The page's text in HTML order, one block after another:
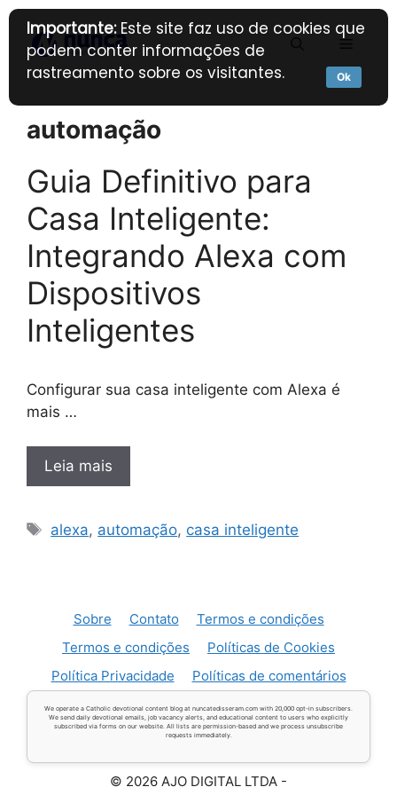
Pular
para
conteúdo
automação
Guia Definitivo para
Casa Inteligente:
Integrando Alexa com
Dispositivos
Inteligentes
Configurar sua casa inteligente com Alexa é
mais …
Leia mais
Tags
alexa, automação, casa inteligente
Sobre Contato
Termos e condições
Termos e condições
Políticas de Cookies
Política Privacidade
Políticas de comentários
We operate a Catholic devotional content blog at nuncatedisseram.com with 20,000 opt-in subscribers.
We send daily devotional emails, job vacancy alerts, and educational content to users who explicitly
subscribed via forms on our website. All lists are permission-based and we process unsubscribe
requests immediately.
© 2026 AJO DIGITAL LTDA -
Importante:Este site faz uso de cookies que
podem conter informações de
rastreamento sobre os visitantes.
Ok